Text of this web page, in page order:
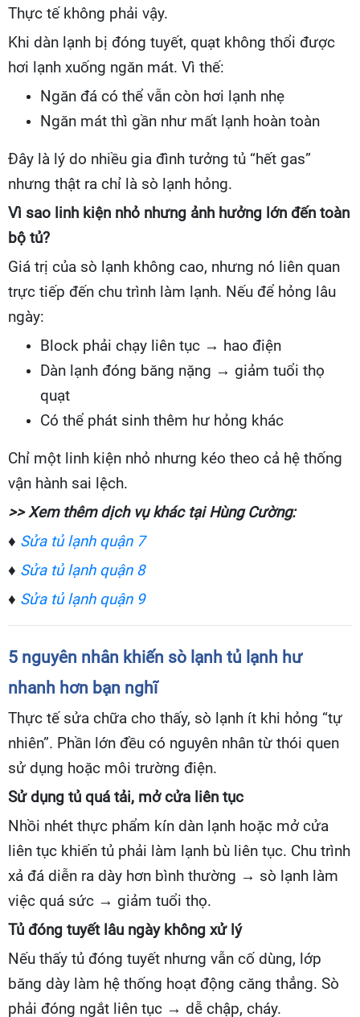
Thực tế không phải vậy.
Khi dàn lạnh bị đóng tuyết, quạt không thổi được
hơi lạnh xuống ngăn mát. Vì thế:
Ngăn đá có thể vẫn còn hơi lạnh nhẹ
Ngăn mát thì gần như mất lạnh hoàn toàn
Đây là lý do nhiều gia đình tưởng tủ “hết gas”
nhưng thật ra chỉ là sò lạnh hỏng.
Vì sao linh kiện nhỏ nhưng ảnh hưởng lớn đến toàn
bộ tủ?
Giá trị của sò lạnh không cao, nhưng nó liên quan
trực tiếp đến chu trình làm lạnh. Nếu để hỏng lâu
ngày:
Block phải chạy liên tục → hao điện
Dàn lạnh đóng băng nặng → giảm tuổi thọ
quạt
Có thể phát sinh thêm hư hỏng khác
Chỉ một linh kiện nhỏ nhưng kéo theo cả hệ thống
vận hành sai lệch.
>> Xem thêm dịch vụ khác tại Hùng Cường:
♦ Sửa tủ lạnh quận 7
♦ Sửa tủ lạnh quận 8
♦ Sửa tủ lạnh quận 9
5 nguyên nhân khiến sò lạnh tủ lạnh hư
nhanh hơn bạn nghĩ
Thực tế sửa chữa cho thấy, sò lạnh ít khi hỏng “tự
nhiên”. Phần lớn đều có nguyên nhân từ thói quen
sử dụng hoặc môi trường điện.
Sử dụng tủ quá tải, mở cửa liên tục
Nhồi nhét thực phẩm kín dàn lạnh hoặc mở cửa
liên tục khiến tủ phải làm lạnh bù liên tục. Chu trình
xả đá diễn ra dày hơn bình thường → sò lạnh làm
việc quá sức → giảm tuổi thọ.
Tủ đóng tuyết lâu ngày không xử lý
Nếu thấy tủ đóng tuyết nhưng vẫn cố dùng, lớp
băng dày làm hệ thống hoạt động căng thẳng. Sò
phải đóng ngắt liên tục → dễ chập, cháy.